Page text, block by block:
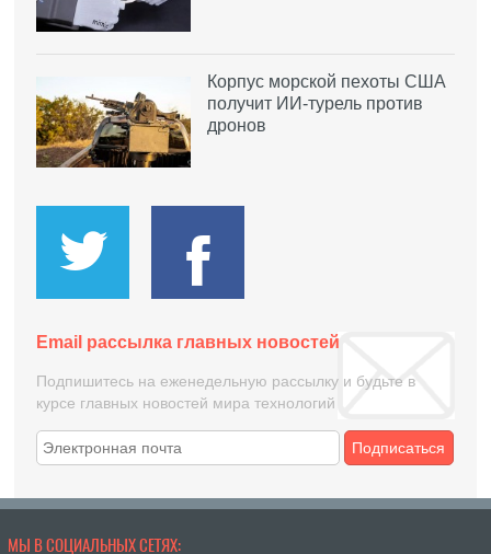
Корпус морской пехоты США
получит ИИ-турель против
дронов
Email рассылка главных новостей
Подпишитесь на еженедельную рассылку и будьте в
курсе главных новостей мира технологий
Подписаться
МЫ В СОЦИАЛЬНЫХ СЕТЯХ: